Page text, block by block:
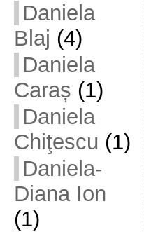
Daniela
Blaj (4)
Daniela
Caraș (1)
Daniela
Chiţescu (1)
Daniela-
Diana Ion
(1)